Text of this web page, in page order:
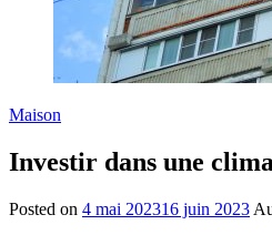
Maison
Investir dans une
Posted on 4 mai 202316 juin 2023